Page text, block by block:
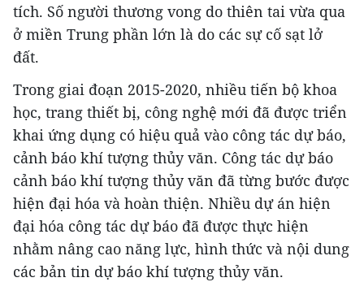
tích. Số người thương vong do thiên tai vừa qua
ở miền Trung phần lớn là do các sự cố sạt lở
đất.
Trong giai đoạn 2015-2020, nhiều tiến bộ khoa
học, trang thiết bị, công nghệ mới đã được triển
khai ứng dụng có hiệu quả vào công tác dự báo,
cảnh báo khí tượng thủy văn. Công tác dự báo
cảnh báo khí tượng thủy văn đã từng bước được
hiện đại hóa và hoàn thiện. Nhiều dự án hiện
đại hóa công tác dự báo đã được thực hiện
nhằm nâng cao năng lực, hình thức và nội dung
các bản tin dự báo khí tượng thủy văn.